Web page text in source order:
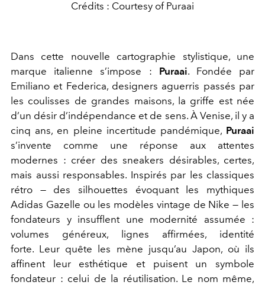
Crédits : Courtesy of Puraai
Dans cette nouvelle cartographie stylistique, une
marque italienne s’impose : Puraai. Fondée par
Emiliano et Federica, designers aguerris passés par
les coulisses de grandes maisons, la griffe est née
d’un désir d’indépendance et de sens. À Venise, il y a
cinq ans, en pleine incertitude pandémique, Puraai
s’invente comme une réponse aux attentes
modernes : créer des sneakers désirables, certes,
mais aussi responsables. Inspirés par les classiques
rétro — des silhouettes évoquant les mythiques
Adidas Gazelle ou les modèles vintage de Nike — les
fondateurs y insufflent une modernité assumée :
volumes généreux, lignes affirmées, identité
forte. Leur quête les mène jusqu’au Japon, où ils
affinent leur esthétique et puisent un symbole
fondateur : celui de la réutilisation. Le nom même,